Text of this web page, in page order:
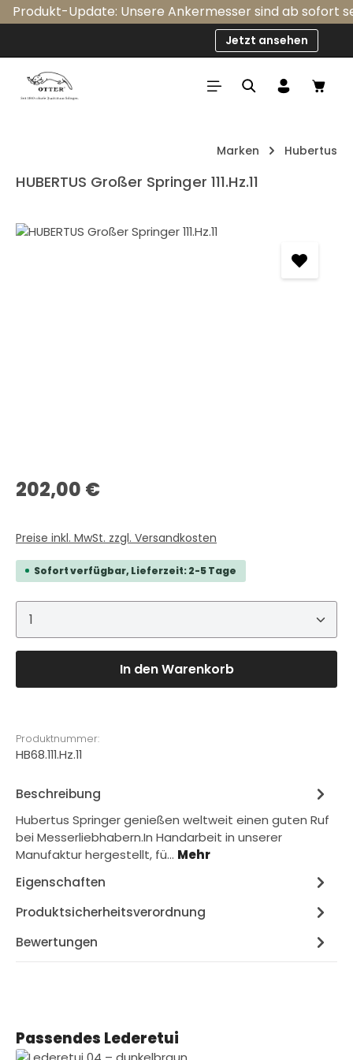
Zum Hauptinhalt springen
Produkt-Update: Unsere Ankermesser sind ab sofort
Jetzt ansehen
Marken Hubertus
HUBERTUS Großer Springer 111.Hz.11
Bildergalerie überspringen
Regulärer Preis:
202,00 €
Preise inkl. MwSt. zzgl. Versandkosten
Sofort verfügbar, Lieferzeit: 2-5 Tage
Produkt Anzahl: Gib den gewünschten Wert
In den Warenkorb
Produktnummer:
HB68.111.Hz.11
Beschreibung
Hubertus Springer genießen weltweit einen guten Ruf
bei Messerliebhabern.In Handarbeit in unserer
Manufaktur hergestellt, fü… Mehr
Eigenschaften
Produktsicherheitsverordnung
Bewertungen
Produktgalerie überspringen
Passendes Lederetui